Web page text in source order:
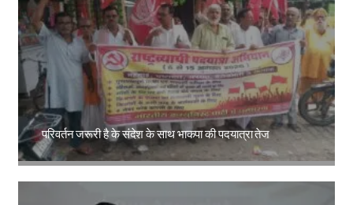
परिवर्तन जरूरी है के संदेश के साथ भाकपा की पदयात्रा तेज
Amit Lekh